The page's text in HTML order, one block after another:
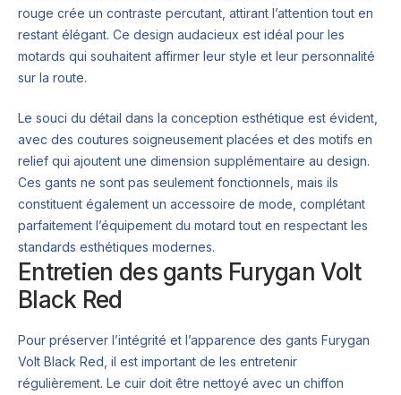
rouge crée un contraste percutant, attirant l’attention tout en
restant élégant. Ce design audacieux est idéal pour les
motards qui souhaitent affirmer leur style et leur personnalité
sur la route.
Le souci du détail dans la conception esthétique est évident,
avec des coutures soigneusement placées et des motifs en
relief qui ajoutent une dimension supplémentaire au design.
Ces gants ne sont pas seulement fonctionnels, mais ils
constituent également un accessoire de mode, complétant
parfaitement l’équipement du motard tout en respectant les
standards esthétiques modernes.
Entretien des gants Furygan Volt
Black Red
Pour préserver l’intégrité et l’apparence des gants Furygan
Volt Black Red, il est important de les entretenir
régulièrement. Le cuir doit être nettoyé avec un chiffon